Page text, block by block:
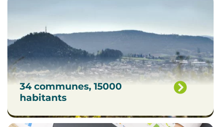
34 communes, 15000
habitants